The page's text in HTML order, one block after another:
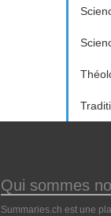
Qui sommes
Summaries.ch est une